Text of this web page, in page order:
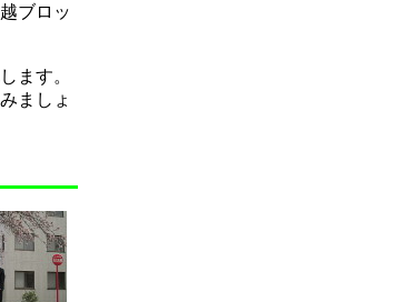
ブロッ
ます。
ましょ